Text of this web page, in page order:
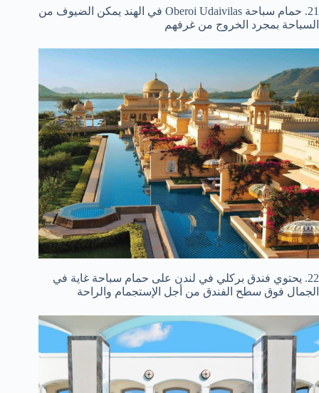
21. حمام سباحة Oberoi Udaivilas في الهند يمكن الضيوف من
السباحة بمجرد الخروج من غرفهم
22. يحتوي فندق بركلي في لندن على حمام سباحة غاية في
الجمال فوق سطح الفندق من أجل الإستجمام والراحة